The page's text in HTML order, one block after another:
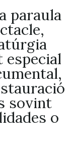
paraula
especial
sovint
o